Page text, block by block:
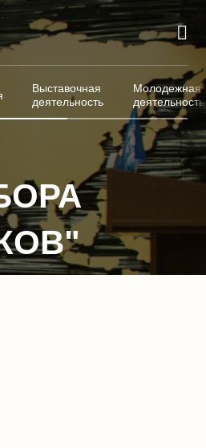
Выставочная
деятельность
Молодежная
деятельность